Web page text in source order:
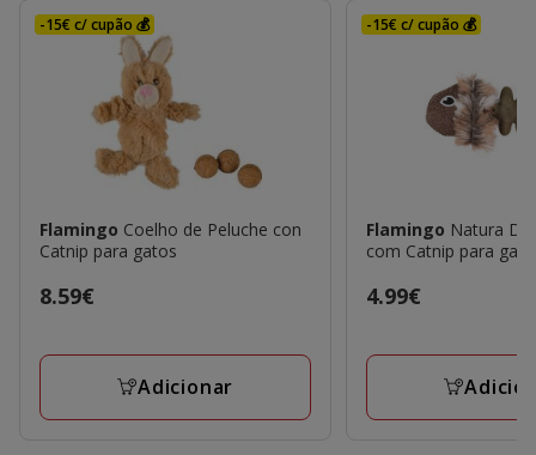
-15€ c/ cupão 💰
Flamingo Coelho de Peluche con
Catnip para gatos
Preço
8.59€
Adicionar
-15€ c/ cupão 💰
Flamingo Natura
com Catnip para
Preço
4.99€